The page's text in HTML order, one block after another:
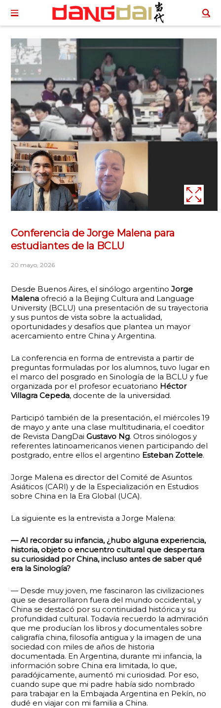
Conferencia de Jorge Malena para
estudiantes de la BCLU
20 mayo, 2026
Desde Buenos Aires, el sinólogo argentinoJorge
Malena ofreció a la Beijing Cultura and Language
University (BCLU) una presentación de su trayectoria
y sus puntos de vista sobre la actualidad,
oportunidades y desafíos que plantea un mayor
acercamiento entre China y Argentina.
La conferencia en forma de entrevista a partir de
preguntas formuladas por los alumnos, tuvo lugar en
el marco del posgrado en Sinología de la BCLU y fue
organizada por el profesor ecuatoriano Héctor
Villagra Cepeda, docente de la universidad.
Participó también de la presentación, el miércoles 19
de mayo y ante una clase multitudinaria, el coeditor
de Revista DangDaiGustavo Ng. Otros sinólogos y
referentes latinoamericanos vienen participando del
postgrado, entre ellos el argentino Esteban Zottele.
Jorge Malena es director del Comité de Asuntos
Asiáticos (CARI) y de la Especialización en Estudios
sobre China en la Era Global (UCA).
La siguiente es la entrevista a Jorge Malena:
— Al recordar su infancia, ¿hubo alguna experiencia,
historia, objeto o encuentro cultural que despertara
su curiosidad por China, incluso antes de saber qué
era la Sinología?
— Desde muy joven, me fascinaron las civilizaciones
que se desarrollaron fuera del mundo occidental, y
China se destacó por su continuidad histórica y su
profundidad cultural. Todavía recuerdo la admiración
que me producían los libros y documentales sobre
caligrafía china, filosofía antigua y la imagen de una
sociedad con miles de años de historia
documentada. En Argentina, durante mi infancia, la
información sobre China era limitada, lo que,
paradójicamente, aumentó mi curiosidad. Por eso,
cuando supe que mi padre había sido nombrado
para trabajar en la Embajada Argentina en Pekín, no
dudé en viajar con mi familia a China.